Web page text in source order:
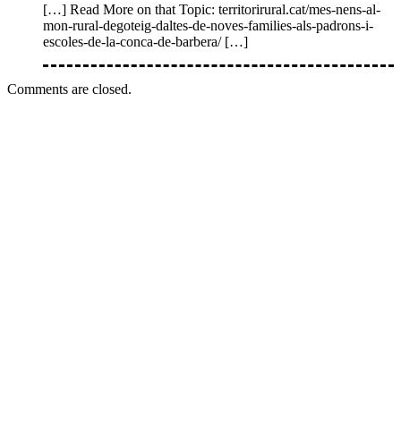
[…] Read More on that Topic: territorirural.cat/mes-nens-al-
mon-rural-degoteig-daltes-de-noves-families-als-padrons-i-
escoles-de-la-conca-de-barbera/ […]
Comments are closed.